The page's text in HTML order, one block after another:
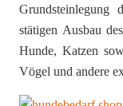
Grundsteinlegung
stätigen Ausbau
Hunde, Katzen
Vögel und andere